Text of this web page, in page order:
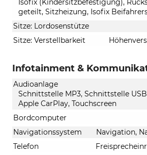
geteilt, Sitzheizung, Isofix
Sitze: Lordosenstütze
Sitze: Verstellbarkeit
Infotainment &
Audioanlage
Schnittstelle MP3, Schnittstelle
Apple CarPlay, Touchscreen
Bordcomputer
Navigationssystem
Navigation,
Telefon